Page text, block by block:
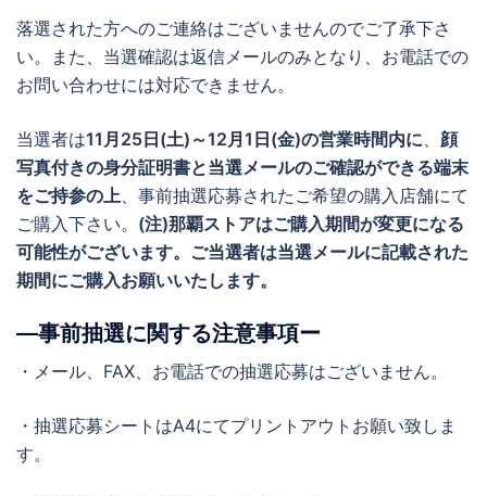
落選された方へのご連絡はございませんのでご了承下さ
い。また、当選確認は返信メールのみとなり、お電話での
お問い合わせには対応できません。
当選者は11月25日(土)～12月1日(金)の営業時間内に、 顔
写真付きの身分証明書と当選メールのご確認ができる端末
をご持参の上、事前抽選応募されたご希望の購入店舗にて
ご購入下さい。 (注)那覇ストアはご購入期間が変更になる
可能性がございます。ご当選者は当選メールに記載された
期間にご購入お願いいたします。
―事前抽選に関する注意事項ー
・メール、FAX、お電話での抽選応募はございません。
・抽選応募シートはA4にてプリントアウトお願い致しま
す。